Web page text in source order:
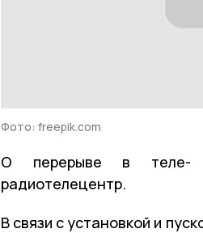
Фото: freepik.com
О перерыве в теле- и
радиотелецентр.
В связи с установкой и